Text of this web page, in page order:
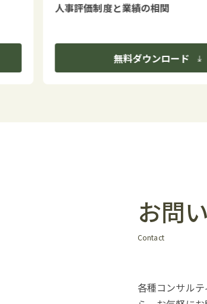
人事評価制度と業績の相関
無料ダウンロード
お問
Contact
各種コンサル